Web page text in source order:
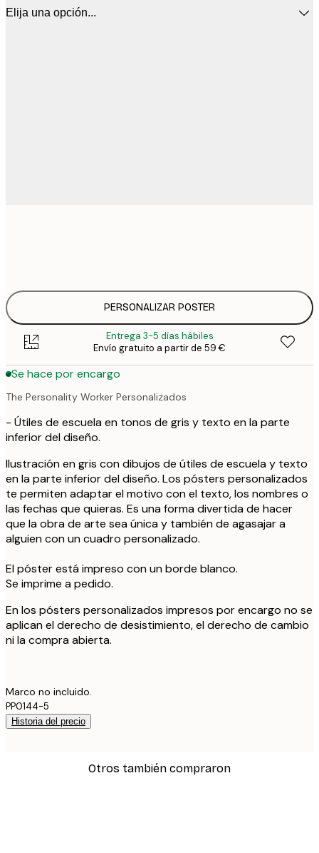
Elija una opción...
PERSONALIZAR POSTER
Entrega 3-5 días hábiles
Envío gratuito a partir de 59 €
Se hace por encargo
The Personality Worker Personalizados
- Útiles de escuela en tonos de gris y texto en la parte
inferior del diseño.
Ilustración en gris con dibujos de útiles de escuela y texto
en la parte inferior del diseño. Los pósters personalizados
te permiten adaptar el motivo con el texto, los nombres o
las fechas que quieras. Es una forma divertida de hacer
que la obra de arte sea única y también de agasajar a
alguien con un cuadro personalizado.
El póster está impreso con un borde blanco.
Se imprime a pedido.
En los pósters personalizados impresos por encargo no se
aplican el derecho de desistimiento, el derecho de cambio
ni la compra abierta.
Marco no incluido.
PP0144-5
Historia del precio
Otros también compraron